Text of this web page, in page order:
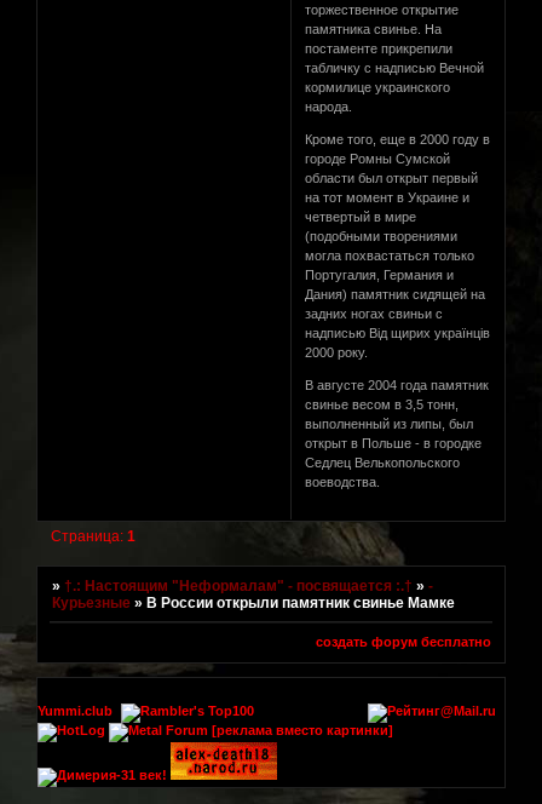
торжественное открытие
памятника свинье. На
постаменте прикрепили
табличку с надписью Вечной
кормилице украинского
народа.
Кроме того, еще в 2000 году в
городе Ромны Сумской
области был открыт первый
на тот момент в Украине и
четвертый в мире
(подобными творениями
могла похвастаться только
Португалия, Германия и
Дания) памятник сидящей на
задних ногах свиньи с
надписью Вiд щирих українцiв
2000 року.
В августе 2004 года памятник
свинье весом в 3,5 тонн,
выполненный из липы, был
открыт в Польше - в городке
Седлец Велькопольского
воеводства.
Страница:1
»†.: Настоящим "Неформалам" - посвящается :.† »-
Курьезные » В России открыли памятник свинье Мамке
создать форум бесплатно
Yummi.club
[реклама вместо картинки]